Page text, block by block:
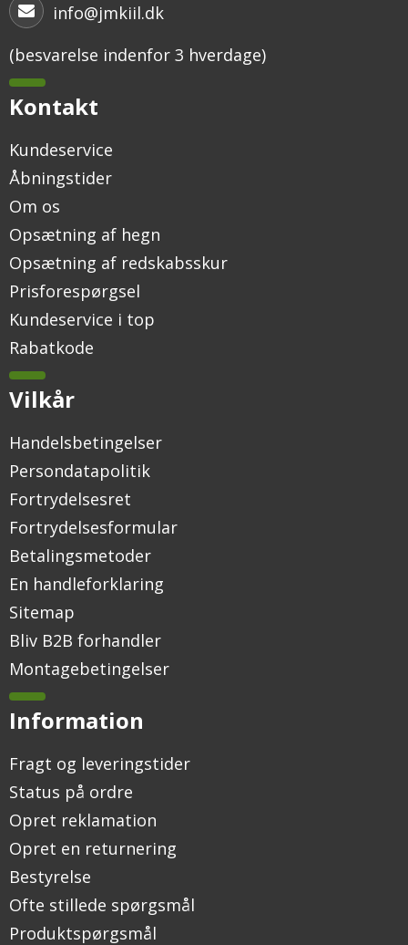
info@jmkiil.dk
(besvarelse indenfor 3 hverdage)
Kontakt
Kundeservice
Åbningstider
Om os
Opsætning af hegn
Opsætning af redskabsskur
Prisforespørgsel
Kundeservice i top
Rabatkode
Vilkår
Handelsbetingelser
Persondatapolitik
Fortrydelsesret
Fortrydelsesformular
Betalingsmetoder
En handleforklaring
Sitemap
Bliv B2B forhandler
Montagebetingelser
Information
Fragt og leveringstider
Status på ordre
Opret reklamation
Opret en returnering
Bestyrelse
Ofte stillede spørgsmål
Produktspørgsmål